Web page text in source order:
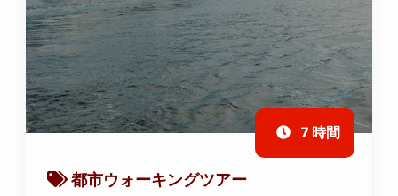
7 時間
都市ウォーキングツアー